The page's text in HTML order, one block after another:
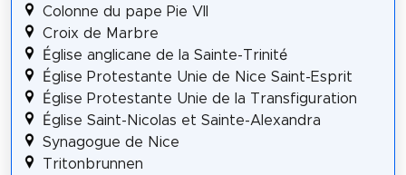
Colonne du pape Pie VII
Croix de Marbre
Église anglicane de la Sainte-Trinité
Église Protestante Unie de Nice Saint-Esprit
Église Protestante Unie de la Transfiguration
Église Saint-Nicolas et Sainte-Alexandra
Synagogue de Nice
Tritonbrunnen